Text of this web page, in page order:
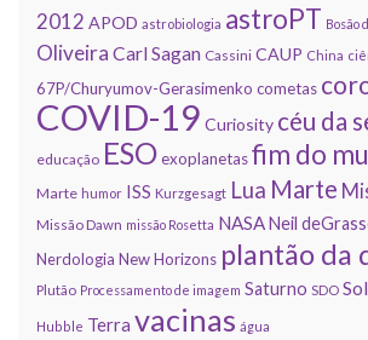
2012 APOD astrobiologia astroPT Bosão
Oliveira Carl Sagan Cassini CAUP China
67P/Churyumov-Gerasimenko cometas
COVID-19 Curiosity céu da
educação ESOexoplanetasfim do
Marte humor ISS Kurzgesagt Lua Marte
Missão Dawn missão Rosetta NASA Neil
Nerdologia New Horizons plantão da
Plutão Processamento de imagem Saturno SDO Sol
Hubble Terra vacinas água